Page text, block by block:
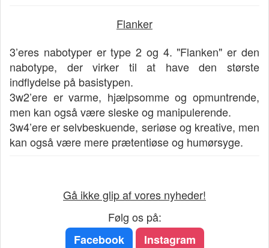
Flanker
3’eres nabotyper er type 2 og 4. "Flanken" er den
nabotype, der virker til at have den største
indflydelse på basistypen.
3w2’ere er varme, hjælpsomme og opmuntrende,
men kan også være sleske og manipulerende.
3w4’ere er selvbeskuende, seriøse og kreative, men
kan også være mere prætentiøse og humørsyge.
Gå ikke glip af vores nyheder!
Følg os på:
Facebook
Instagram